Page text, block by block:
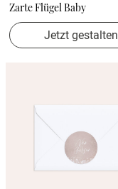
Zarte Flügel Baby
Jetzt gestalten